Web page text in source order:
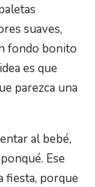
suaves,
fondo bonito
es que
parezca una
al bebé,
Ese
fiesta, porque